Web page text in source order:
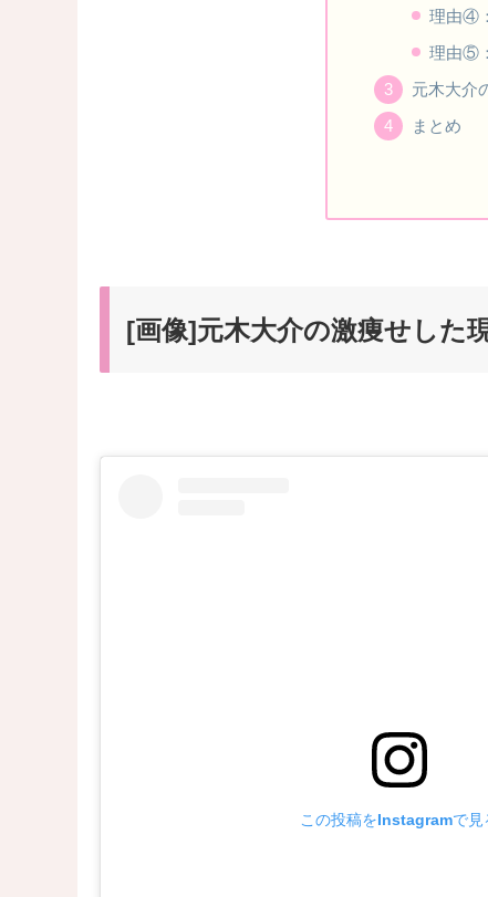
理由④
理由⑤
元木大介
まとめ
[画像]元木大介の激痩せした
この投稿をInstagramで見